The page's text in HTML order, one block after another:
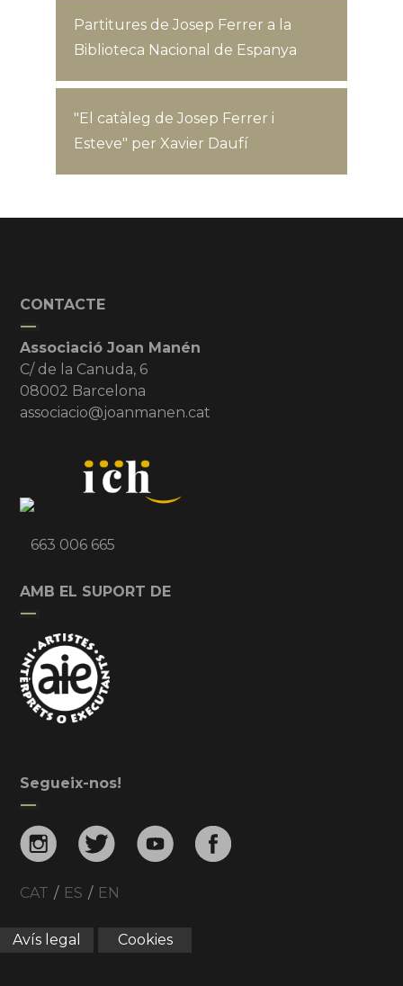
Partitures de Josep Ferrer a la
Biblioteca Nacional de Espanya
"El catàleg de Josep Ferrer i
Esteve" per Xavier Daufí
CONTACTE
Associació Joan Manén
C/ de la Canuda, 6
08002 Barcelona
associacio@joanmanen.cat
663 006 665
AMB EL SUPORT DE
Segueix-nos!
CAT / ES / EN
Avís legal Cookies